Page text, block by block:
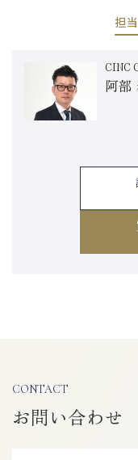
担
CINC
阿部
CONTACT
お問い合わせ